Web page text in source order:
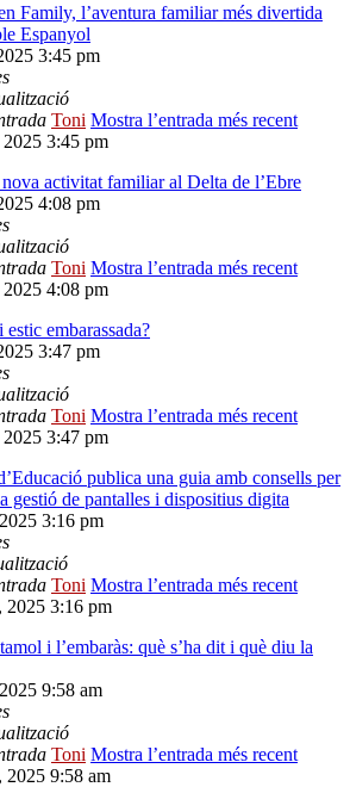
Family, l’aventura familiar més divertida
Espanyol
3:45 pm
Toni Mostra l’entrada més recent
3:45 pm
activitat familiar al Delta de l’Ebre
4:08 pm
Toni Mostra l’entrada més recent
4:08 pm
embarassada?
3:47 pm
Toni Mostra l’entrada més recent
3:47 pm
publica una guia amb consells per
gestió de pantalles i dispositius digita
3:16 pm
Toni Mostra l’entrada més recent
2025 3:16 pm
i l’embaràs: què s’ha dit i què diu la
9:58 am
Toni Mostra l’entrada més recent
2025 9:58 am